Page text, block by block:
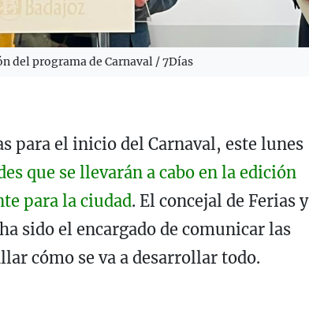
del programa de Carnaval / 7Días
para el inicio del Carnaval, este lunes
que se llevarán a cabo en la edición
para la ciudad. El concejal de Ferias y
sido el encargado de comunicar las
cómo se va a desarrollar todo.